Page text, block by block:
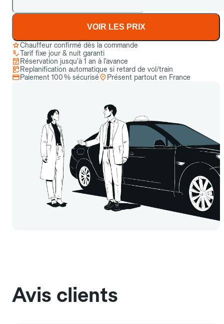
VOIR LES PRIX
Chauffeur confirmé dès la commande
Tarif fixe jour & nuit garanti
Réservation jusqu’à 1 an à l’avance
Replanification automatique si retard de vol/train
Paiement 100 % sécurisé
Présent partout en France
Avis clients